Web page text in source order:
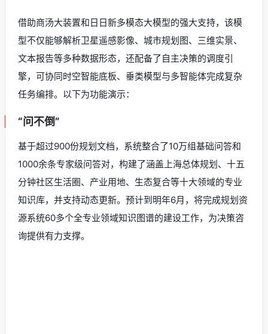
借助商汤大装置和日日新多模态大模型的强大支持，该模
型不仅能够解析卫星遥感影像、城市规划图、三维实景、
文本报告等多种数据形态，还配备了自主决策的调度引
擎，可协同时空智能底板、垂类模型与多智能体完成复杂
任务编排。以下为功能演示：
“问不倒”
基于超过900份规划文档，系统整合了10万组基础问答和
1000余条专家级问答对，构建了涵盖上海总体规划、十五
分钟社区生活圈、产业用地、生态复合等十大领域的专业
知识库，并支持动态更新。预计到明年6月，将完成规划资
源系统60多个全专业领域知识图谱的建设工作，为决策咨
询提供有力支撑。